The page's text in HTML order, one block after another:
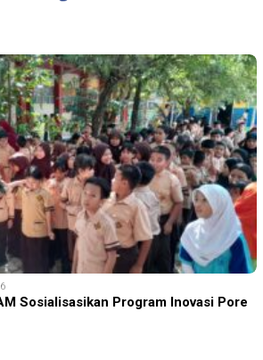
Sosialisasikan Program Inovasi Pore